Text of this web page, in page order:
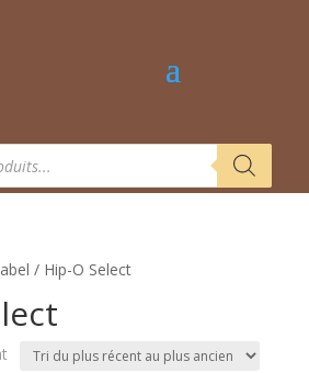
/ Hip-O Select